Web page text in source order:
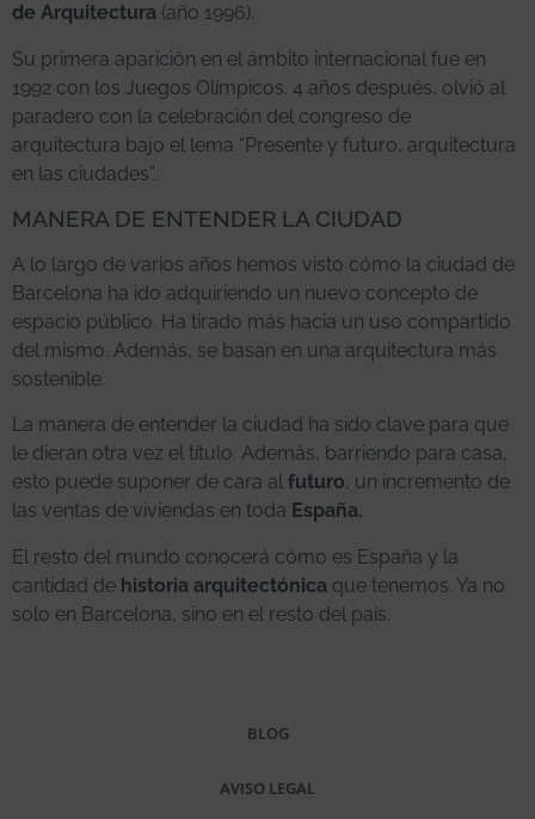
de Arquitectura (año 1996).
Su primera aparición en el ámbito internacional fue en
1992 con los Juegos Olímpicos. 4 años después, olvió al
paradero con la celebración del congreso de
arquitectura bajo el lema “Presente y futuro, arquitectura
en las ciudades”.
MANERA DE ENTENDER LA CIUDAD
A lo largo de varios años hemos visto cómo la ciudad de
Barcelona ha ido adquiriendo un nuevo concepto de
espacio público. Ha tirado más hacia un uso compartido
del mismo. Además, se basan en una arquitectura más
sostenible.
La manera de entender la ciudad ha sido clave para que
le dieran otra vez el título. Además, barriendo para casa,
esto puede suponer de cara al futuro, un incremento de
las ventas de viviendas en toda España.
El resto del mundo conocerá cómo es España y la
cantidad de historia arquitectónica que tenemos. Ya no
solo en Barcelona, sino en el resto del país.
BLOG
AVISO LEGAL